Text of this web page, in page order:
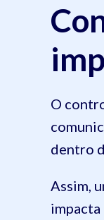
O
dentro
Assim,